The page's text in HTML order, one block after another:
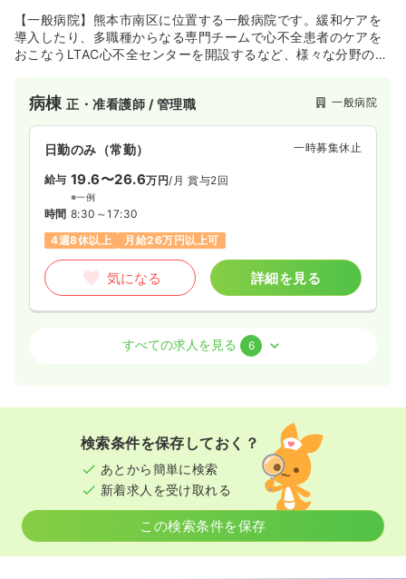
気になる 詳細を見る
給与 19.0 万円〜/月
時間 8:15～17:15（休憩60分）
年間休日124日
気になる
/月
気になる 詳細を見る
【一般病院】熊本市南区に位置する一般病院です。緩和ケアを
導入したり、多職種からなる専門チームで心不全患者のケアを
おこなうLTAC心不全センターを開設するなど、様々な分野の医
通院が困難な方に対しては訪問サービスを提供しており、患者
様一人ひとりに寄り添った医療を心がけています。
病棟正・准看護師 / 管理職 一般病院
日勤のみ（常勤） 一時募集休止
給与 19.6〜26.6万円/月 賞与2回
※一例
時間 8:30～17:30
4週8休以上
月給26万円以上可
気になる 詳細を見る
正・准看護師
8:30～17:30
4週8休以上
月給26万円以上可
気になる 詳細を見る
すべての求人を見る 6
検索条件を保存しておく？
あとから簡単に検索
新着求人を受け取れる
この検索条件を保存